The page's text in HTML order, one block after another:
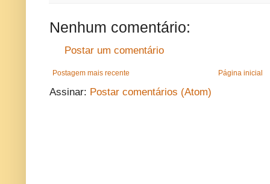
Nenhum comentário:
Postar um comentário
Postagem mais recente Página inicial
Assinar: Postar comentários (Atom)